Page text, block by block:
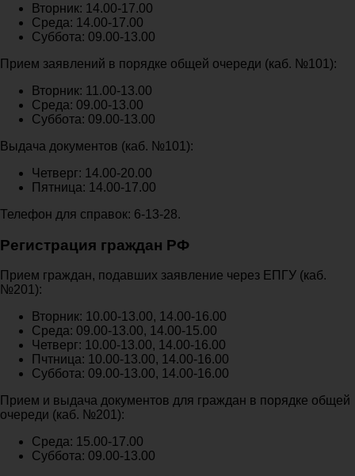
Вторник: 14.00-17.00
Среда: 14.00-17.00
Суббота: 09.00-13.00
Прием заявлений в порядке общей очереди (каб. №101):
Вторник: 11.00-13.00
Среда: 09.00-13.00
Суббота: 09.00-13.00
Выдача документов (каб. №101):
Четверг: 14.00-20.00
Пятница: 14.00-17.00
Телефон для справок: 6-13-28.
Регистрация граждан РФ
Прием граждан, подавших заявление через ЕПГУ (каб.
№201):
Вторник: 10.00-13.00, 14.00-16.00
Среда: 09.00-13.00, 14.00-15.00
Четверг: 10.00-13.00, 14.00-16.00
Пчтница: 10.00-13.00, 14.00-16.00
Суббота: 09.00-13.00, 14.00-16.00
Прием и выдача документов для граждан в порядке общей
очереди (каб. №201):
Среда: 15.00-17.00
Суббота: 09.00-13.00